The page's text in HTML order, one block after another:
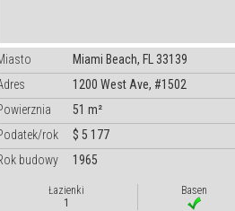
Miami Beach, FL 33139
1200 West Ave, #1502
51 m²
rok
$ 5 177
budowy
1965
Łazienki
1
Basen